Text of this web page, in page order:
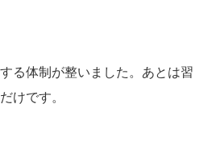
る体制が整いました。あとは習
けです。